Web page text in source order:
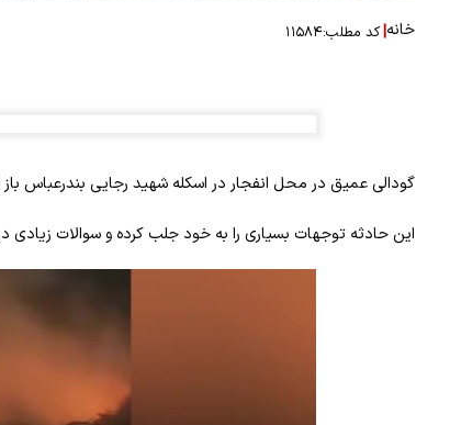
خانه|کد مطلب:۱۱۵۸۴
گودالی عمیق در محل انفجار در اسکله شهید رجایی بندرعباس
این حادثه توجهات بسیاری را به خود جلب کرده و سوالات